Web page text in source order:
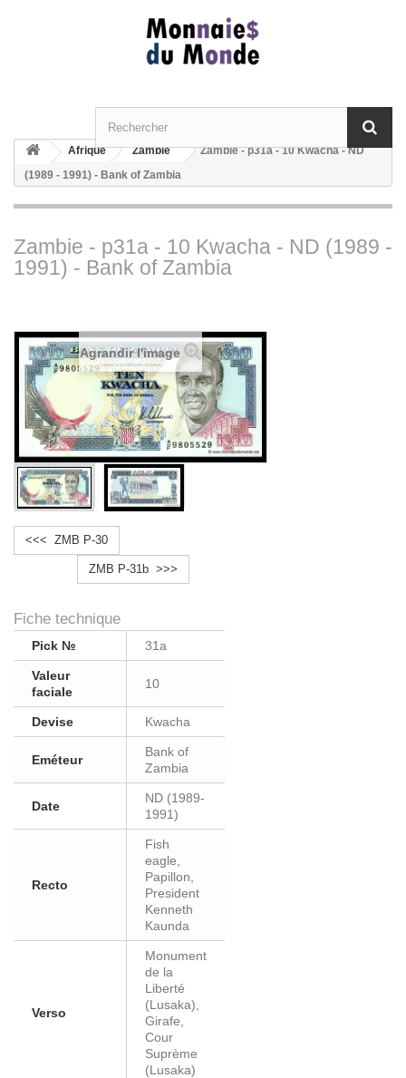
Afrique Zambie
Zambie - p31a - 10 Kwacha - ND
(1989 - 1991) - Bank of Zambia
Zambie - p31a - 10 Kwacha - ND (1989 -
1991) - Bank of Zambia
Agrandir l'image
<<< ZMB P-30
ZMB P-31b >>>
Fiche technique
Pick № 31a
Valeur
faciale
10
Devise Kwacha
Eméteur
Bank of
Zambia
Date
ND (1989-
1991)
Recto
Fish
eagle,
Papillon,
President
Kenneth
Kaunda
Verso
Monument
de la
Liberté
(Lusaka),
Girafe,
Cour
Suprème
(Lusaka)